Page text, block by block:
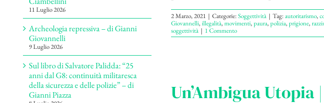
2 Marzo, 2021 | Categorie:Soggettività | Tag:autoritarismo,
Giovannelli,illegalità,movimenti,paura,polizia,prigione,
soggettività | 1 Commento
Un’Ambigua Utopia
11 Luglio 2026
Archeologia repressiva – di Gianni
Giovannelli
9 Luglio 2026
Sul libro di Salvatore Palidda: “25
anni dal G8: continuità militaresca
della sicurezza e delle polizie” – di
Gianni Piazza